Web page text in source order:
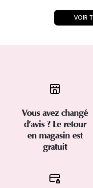
VOIR
Vous avez changé
d’avis ? Le retour
en magasin est
gratuit